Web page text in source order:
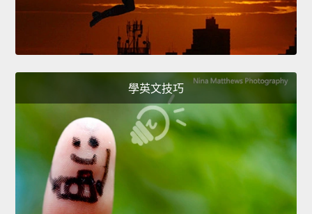
學英文技巧